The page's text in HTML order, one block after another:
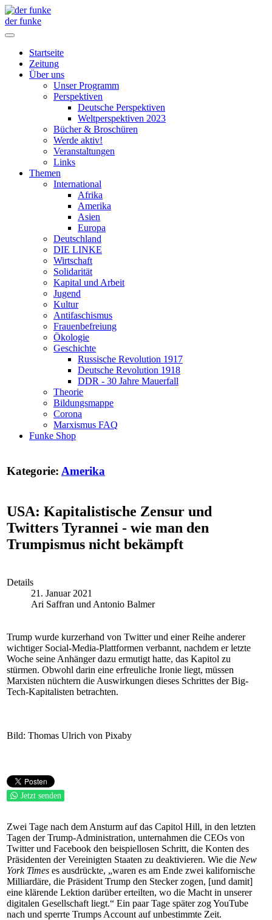
der funke
Startseite
Zeitung
Über uns
Unser Programm
Perspektiven
Deutsche Perspektiven
Weltperspektiven 2023
Bücher & Broschüren
Werde aktiv!
Veranstaltungen
Links
Themen
International
Afrika
Amerika
Asien
Europa
Deutschland
DIE LINKE
Wirtschaft
Solidarität
Kapital und Arbeit
Jugend
Kultur
Antifaschismus
Frauenbefreiung
Ökologie
Geschichte
Russische Revolution 1917
Deutsche Revolution 1918
DDR - 30 Jahre Mauerfall
Theorie
Bildungsmappe
Corona
Marxismus FAQ
Funke Shop
Kategorie: Amerika
USA: Kapitalistische Zensur und
Twitters Tyrannei - wie man den
Trumpismus nicht bekämpft
Details
21. Januar 2021
Ari Saffran und Antonio Balmer
Trump wurde kurzerhand von Twitter und einer Reihe anderer
wichtiger Social-Media-Plattformen verbannt, nachdem er letzte
Woche seine Anhänger dazu ermutigt hatte, das Kapitol zu
stürmen. Obwohl darin eine erfreuliche Ironie liegt, müssen
Marxisten nüchtern die Auswirkungen dieses Schrittes der Big-
Tech-Kapitalisten betrachten.
Bild: Thomas Ulrich von Pixaby
Jetzt senden
Zwei Tage nach dem Ansturm auf das Capitol Hill, in den letzten
Tagen der Trump-Administration, unternahmen die CEOs von
Twitter und Facebook den beispiellosen Schritt, die Konten des
Präsidenten der Vereinigten Staaten zu deaktivieren. Wie die New
York Times es ausdrückte, „waren es am Ende zwei kalifornische
Milliardäre, die Präsident Trump den Stecker zogen, [und damit]
eine klärende Lektion darüber erteilten, wo die Macht in unserer
digitalen Gesellschaft liegt.“ Ein paar Tage später zog YouTube
nach und sperrte Trumps Account auf unbestimmte Zeit.